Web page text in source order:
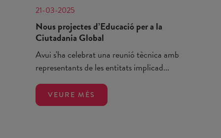
21-03-2025
Nous projectes d’Educació per a la
Ciutadania Global
Avui s'ha celebrat una reunió tècnica amb
representants de les entitats implicad...
VEURE MÉS